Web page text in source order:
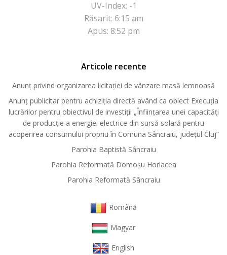
UV-Index: -1
Răsarit: 6:15 am
Apus: 8:52 pm
Articole recente
Anunț privind organizarea licitației de vânzare masă lemnoasă
Anunț publicitar pentru achiziția directă având ca obiect Execuția
lucrărilor pentru obiectivul de investiții „Înființarea unei capacități
de producție a energiei electrice din sursă solară pentru
acoperirea consumului propriu în Comuna Sâncraiu, județul Cluj”
Parohia Baptistă Sâncraiu
Parohia Reformată Domoşu Horlacea
Parohia Reformată Sâncraiu
Română
Magyar
English